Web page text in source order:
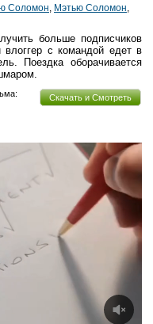
Соломон, Мэтью Соломон,
больше подписчиков
влоггер с командой едет в
Поездка оборачивается
Скачать и Смотреть